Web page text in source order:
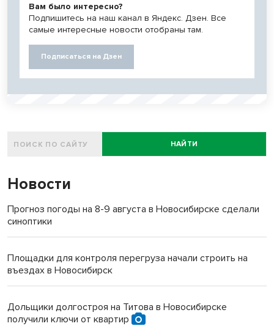
Вам было интересно?
Подпишитесь на наш канал в Яндекс. Дзен. Все
самые интересные новости отобраны там.
Подписаться на Дзен
НАЙТИ
Новости
Прогноз погоды на 8-9 августа в Новосибирске сделали
синоптики
Площадки для контроля перегруза начали строить на
въездах в Новосибирск
Дольщики долгостроя на Титова в Новосибирске
получили ключи от квартир